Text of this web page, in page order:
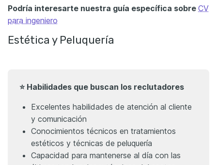
Podría interesarte nuestra guía específica sobre CV
para ingeniero
Estética y Peluquería
⭐ Habilidades que buscan los reclutadores
Excelentes habilidades de atención al cliente
y comunicación
Conocimientos técnicos en tratamientos
estéticos y técnicas de peluquería
Capacidad para mantenerse al día con las